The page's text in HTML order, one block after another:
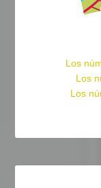
Los
Los
Los